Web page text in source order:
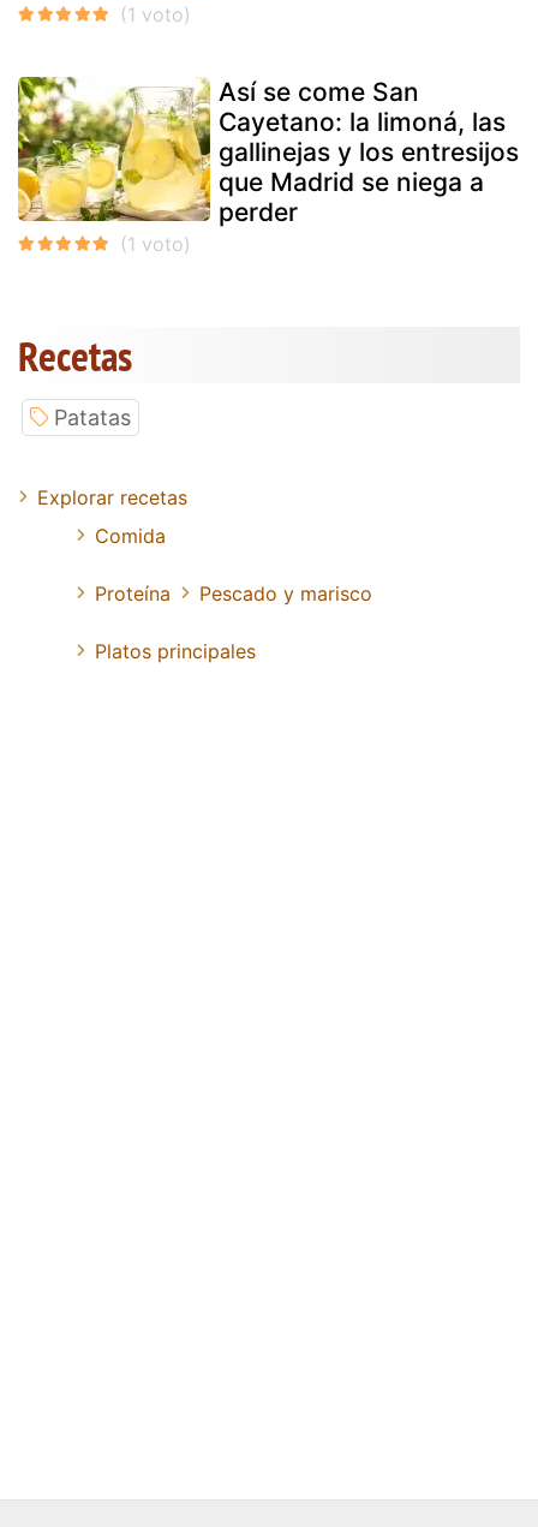
Así se come San
Cayetano: la limoná, las
gallinejas y los entresijos
que Madrid se niega a
perder
Recetas
Patatas
Explorar recetas
Comida
Proteína Pescado y marisco
Platos principales